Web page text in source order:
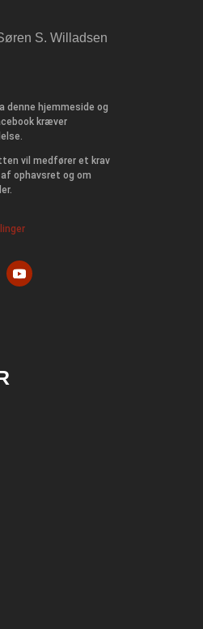
S. Willadsen
denne hjemmeside og
kræver
vil medfører et krav
ophavsret og om